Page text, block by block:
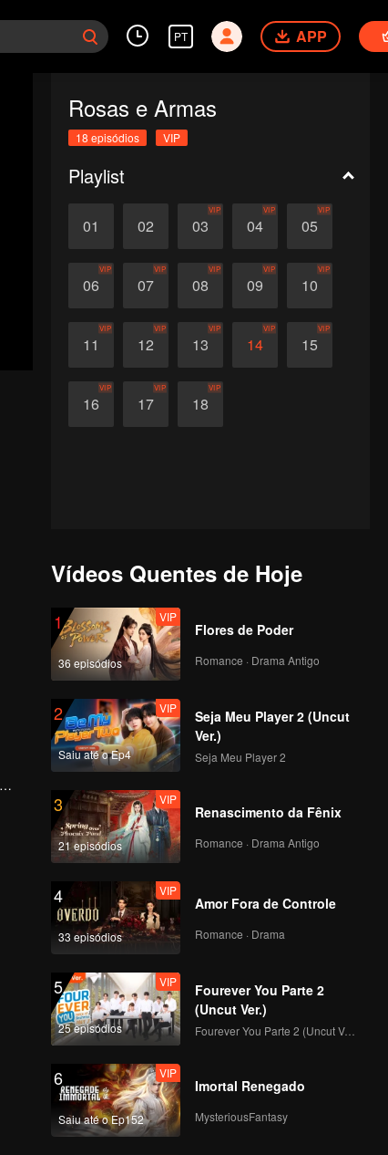
PT APP
Rosas e Armas
18 episódios VIP
Playlist
01 02 03
VIP
04
VIP
05
VIP
06
VIP
07
VIP
08
VIP
09
VIP
10
VIP
11
VIP
12
VIP
13
VIP
14
VIP
15
VIP
16
VIP
17
VIP
18
VIP
Vídeos Quentes de Hoje
1
36 episódios
VIP
Flores de Poder
Romance · Drama Antigo
2
Saiu até o Ep4
VIP
Seja Meu Player 2 (Uncut
Ver.)
Seja Meu Player 2
3
21 episódios
VIP
Renascimento da Fênix
Romance · Drama Antigo
4
33 episódios
VIP
Amor Fora de Controle
Romance · Drama
5
25 episódios
VIP
Fourever You Parte 2
(Uncut Ver.)
Fourever You Parte 2 (Uncut Ver.)
6
Saiu até o Ep152
VIP
Imortal Renegado
MysteriousFantasy